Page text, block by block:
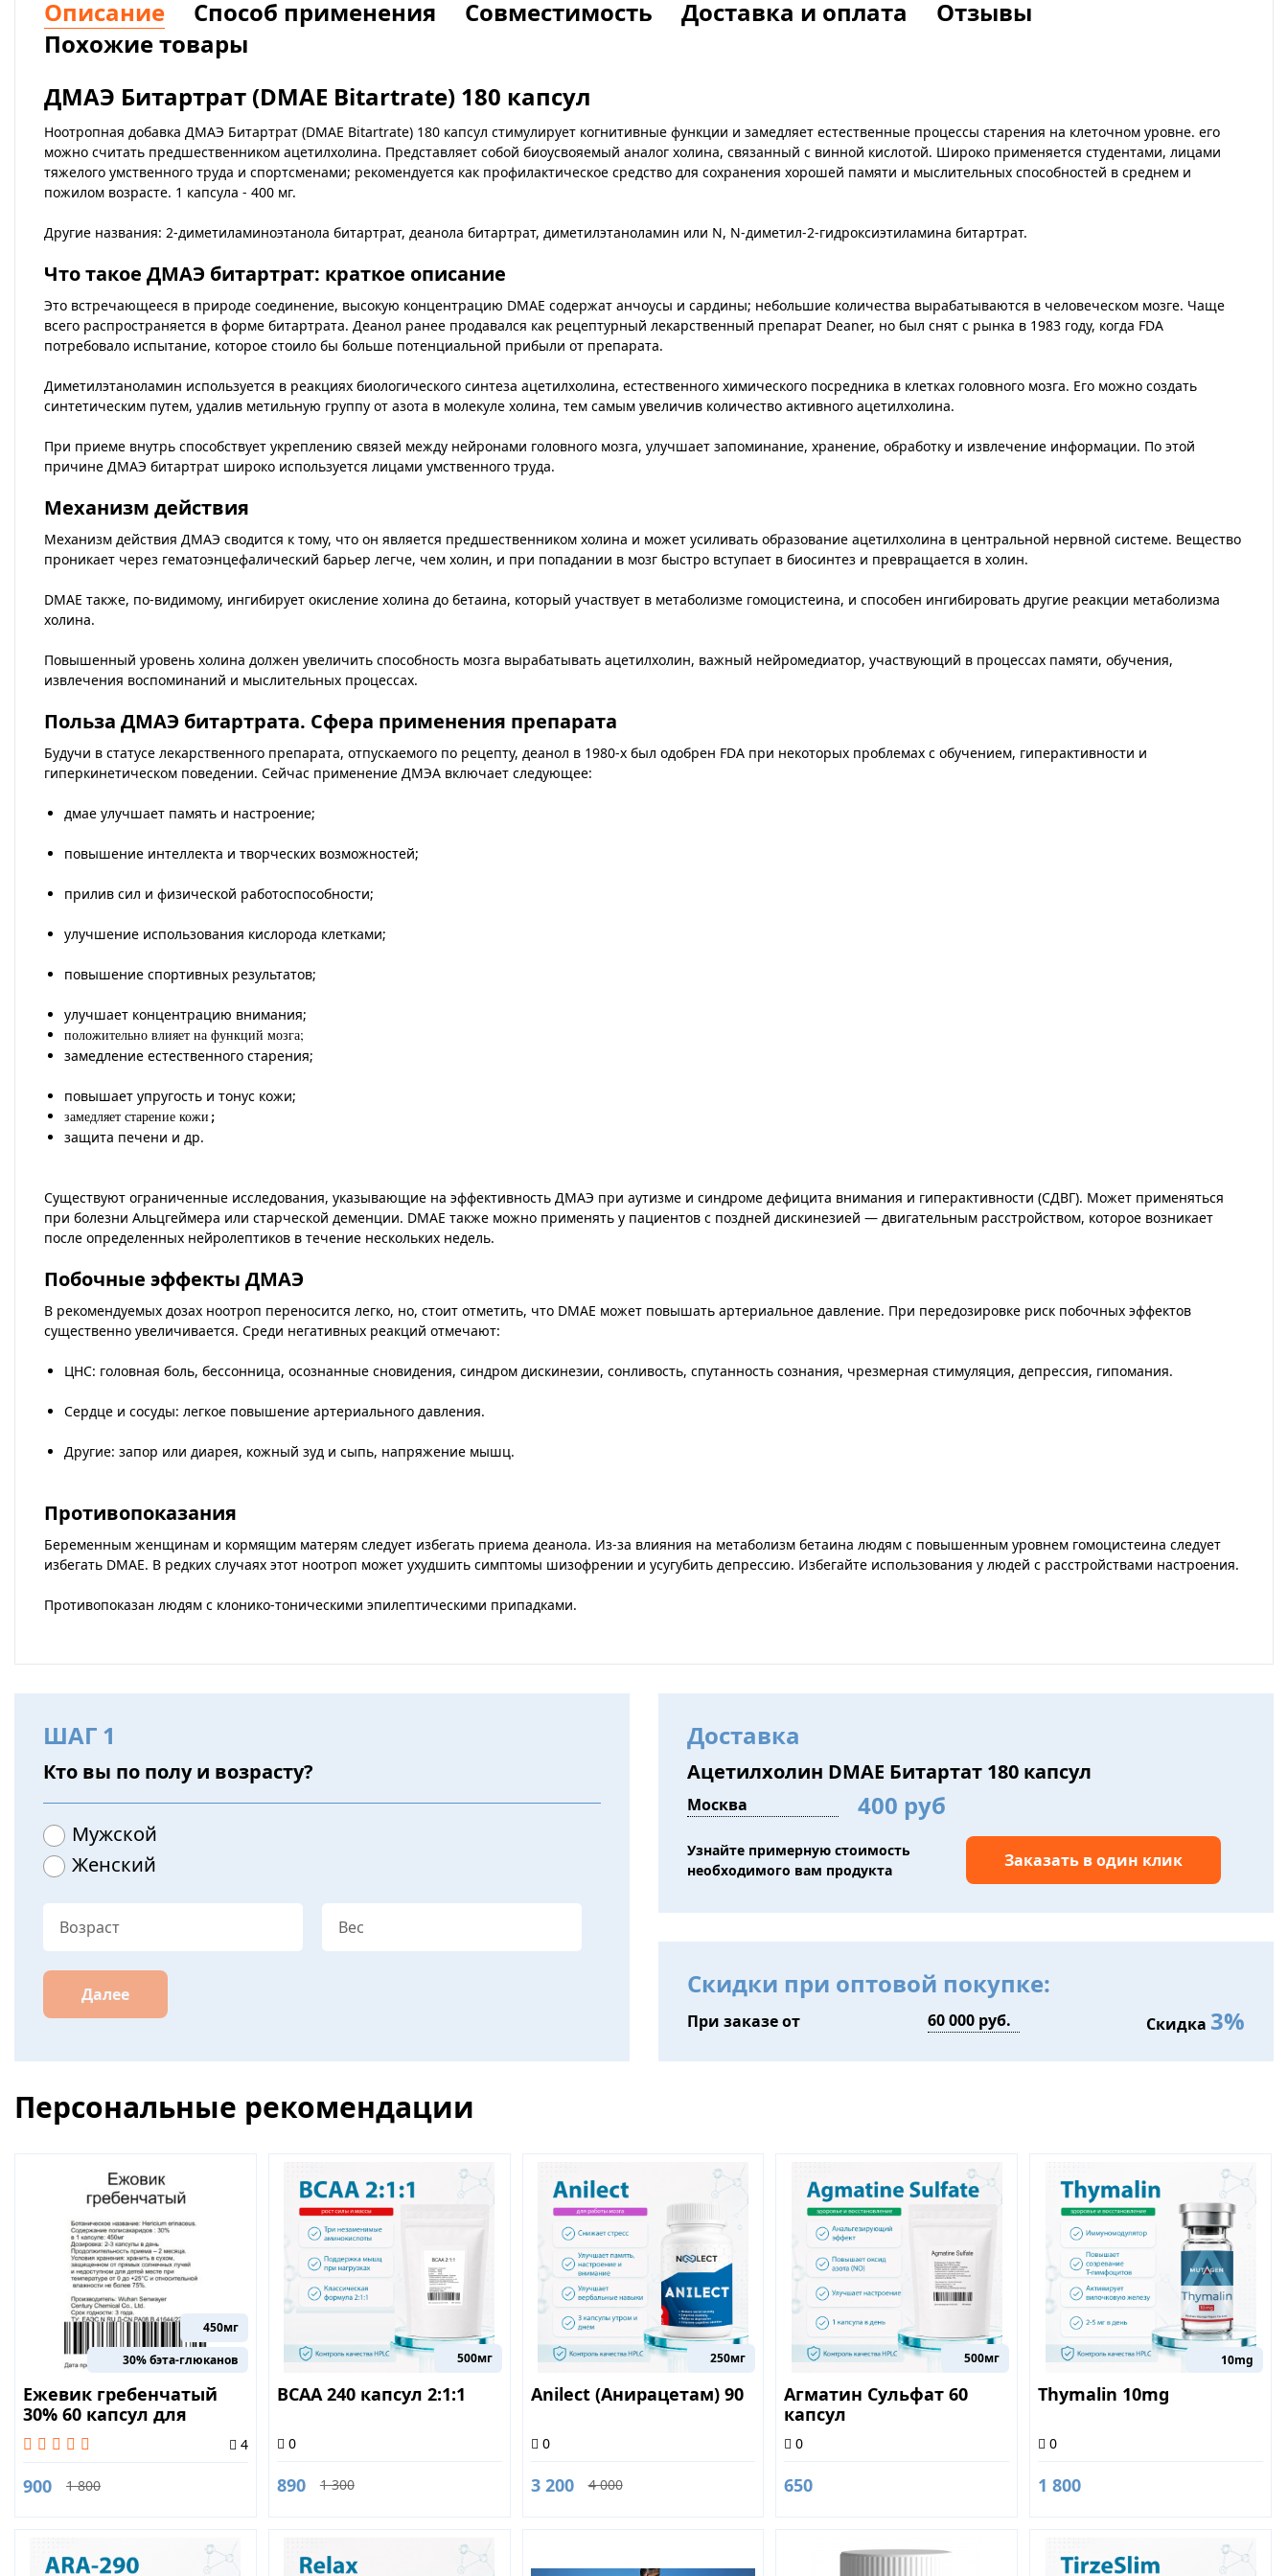
Описание Способ применения Совместимость Доставка и оплата
Отзывы
Похожие товары
ДМАЭ Битартрат (DMAE Bitartrate) 180 капсул
Ноотропная добавка ДМАЭ Битартрат (DMAE Bitartrate) 180 капсул стимулирует когнитивные функции и замедляет естественные процессы старения на клеточном уровне. его
можно считать предшественником ацетилхолина. Представляет собой биоусвояемый аналог холина, связанный с винной кислотой. Широко применяется студентами, лицами
тяжелого умственного труда и спортсменами; рекомендуется как профилактическое средство для сохранения хорошей памяти и мыслительных способностей в среднем и
пожилом возрасте. 1 капсула - 400 мг.
Другие названия: 2-диметиламиноэтанола битартрат, деанола битартрат, диметилэтаноламин или N, N-диметил-2-гидроксиэтиламина битартрат.
Что такое ДМАЭ битартрат: краткое описание
Это встречающееся в природе соединение, высокую концентрацию DMAE содержат анчоусы и сардины; небольшие количества вырабатываются в человеческом мозге. Чаще
всего распространяется в форме битартрата. Деанол ранее продавался как рецептурный лекарственный препарат Deaner, но был снят с рынка в 1983 году, когда FDA
потребовало испытание, которое стоило бы больше потенциальной прибыли от препарата.
Диметилэтаноламин используется в реакциях биологического синтеза ацетилхолина, естественного химического посредника в клетках головного мозга. Его можно создать
синтетическим путем, удалив метильную группу от азота в молекуле холина, тем самым увеличив количество активного ацетилхолина.
При приеме внутрь способствует укреплению связей между нейронами головного мозга, улучшает запоминание, хранение, обработку и извлечение информации. По этой
причине ДМАЭ битартрат широко используется лицами умственного труда.
Механизм действия
Механизм действия ДМАЭ сводится к тому, что он является предшественником холина и может усиливать образование ацетилхолина в центральной нервной системе. Вещество
проникает через гематоэнцефалический барьер легче, чем холин, и при попадании в мозг быстро вступает в биосинтез и превращается в холин.
DMAE также, по-видимому, ингибирует окисление холина до бетаина, который участвует в метаболизме гомоцистеина, и способен ингибировать другие реакции метаболизма
холина.
Повышенный уровень холина должен увеличить способность мозга вырабатывать ацетилхолин, важный нейромедиатор, участвующий в процессах памяти, обучения,
извлечения воспоминаний и мыслительных процессах.
Польза ДМАЭ битартрата. Сфера применения препарата
Будучи в статусе лекарственного препарата, отпускаемого по рецепту, деанол в 1980-х был одобрен FDA при некоторых проблемах с обучением, гиперактивности и
гиперкинетическом поведении. Сейчас применение ДМЭА включает следующее:
дмае улучшает память и настроение;
повышение интеллекта и творческих возможностей;
прилив сил и физической работоспособности;
улучшение использования кислорода клетками;
повышение спортивных результатов;
улучшает концентрацию внимания;
положительно влияет на функций мозга;
замедление естественного старения;
повышает упругость и тонус кожи;
замедляет старение кожи ;
защита печени и др.
Существуют ограниченные исследования, указывающие на эффективность ДМАЭ при аутизме и синдроме дефицита внимания и гиперактивности (СДВГ). Может применяться
при болезни Альцгеймера или старческой деменции. DMAE также можно применять у пациентов с поздней дискинезией — двигательным расстройством, которое возникает
после определенных нейролептиков в течение нескольких недель.
Побочные эффекты ДМАЭ
В рекомендуемых дозах ноотроп переносится легко, но, стоит отметить, что DMAE может повышать артериальное давление. При передозировке риск побочных эффектов
существенно увеличивается. Среди негативных реакций отмечают:
ЦНС: головная боль, бессонница, осознанные сновидения, синдром дискинезии, сонливость, спутанность сознания, чрезмерная стимуляция, депрессия, гипомания.
Сердце и сосуды: легкое повышение артериального давления.
Другие: запор или диарея, кожный зуд и сыпь, напряжение мышц.
Противопоказания
Беременным женщинам и кормящим матерям следует избегать приема деанола. Из-за влияния на метаболизм бетаина людям с повышенным уровнем гомоцистеина следует
избегать DMAE. В редких случаях этот ноотроп может ухудшить симптомы шизофрении и усугубить депрессию. Избегайте использования у людей с расстройствами настроения.
Противопоказан людям с клонико-тоническими эпилептическими припадками.
ШАГ 1
Кто вы по полу и возрасту?
Мужской
Женский
Далее
Доставка
Ацетилхолин DMAE Битартат 180 капсул
400 руб
Узнайте примерную стоимость
необходимого вам продукта
Заказать в один клик
Скидки при оптовой покупке:
При заказе от Скидка 3%
Персональные рекомендации
450мг
30% бэта-глюканов
Ежевик гребенчатый
30% 60 капсул для
нормализации
обменных процессов
4
900 1 800
500мг
BCAA 240 капсул 2:1:1
0
890 1 300
250мг
Anilect (Анирацетам) 90
0
3 200 4 000
500мг
Агматин Сульфат 60
капсул
0
650
10mg
Thymalin 10mg
0
1 800